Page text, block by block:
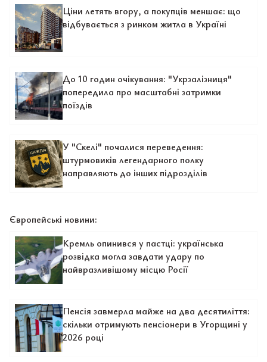
Ціни летять вгору, а покупців меншає: що
відбувається з ринком житла в Україні
До 10 годин очікування: "Укрзалізниця"
попередила про масштабні затримки
поїздів
У "Скелі" почалися переведення:
штурмовиків легендарного полку
направляють до інших підрозділів
Європейські новини:
Кремль опинився у пастці: українська
розвідка могла завдати удару по
найвразливішому місцю Росії
Пенсія завмерла майже на два десятиліття:
скільки отримують пенсіонери в Угорщині у
2026 році